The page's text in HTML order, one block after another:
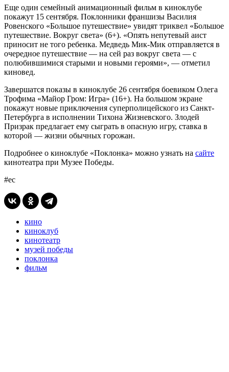
Еще один семейный анимационный фильм в киноклубе
покажут 15 сентября. Поклонники франшизы Василия
Ровенского «Большое путешествие» увидят триквел «Большое
путешествие. Вокруг света» (6+). «Опять непутевый аист
приносит не того ребенка. Медведь Мик-Мик отправляется в
очередное путешествие — на сей раз вокруг света — с
полюбившимися старыми и новыми героями», — отметил
киновед.
Завершатся показы в киноклубе 26 сентября боевиком Олега
Трофима «Майор Гром: Игра» (16+). На большом экране
покажут новые приключения суперполицейского из Санкт-
Петербурга в исполнении Тихона Жизневского. Злодей
Призрак предлагает ему сыграть в опасную игру, ставка в
которой — жизни обычных горожан.
Подробнее о киноклубе «Поклонка» можно узнать на сайте
кинотеатра при Музее Победы.
#ес
кино
киноклуб
кинотеатр
музей победы
поклонка
фильм